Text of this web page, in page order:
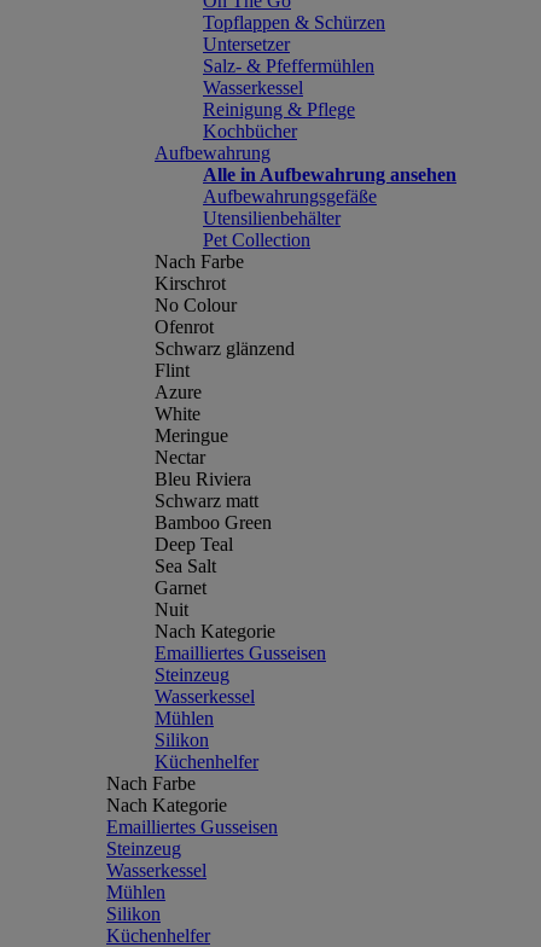
Topflappen & Schürzen
Untersetzer
Salz- & Pfeffermühlen
Wasserkessel
Reinigung & Pflege
Kochbücher
Aufbewahrung
Alle in Aufbewahrung ansehen
Aufbewahrungsgefäße
Utensilienbehälter
Pet Collection
Nach Farbe
Kirschrot
No Colour
Ofenrot
Schwarz glänzend
Flint
Azure
White
Meringue
Nectar
Bleu Riviera
Schwarz matt
Bamboo Green
Deep Teal
Sea Salt
Garnet
Nuit
Nach Kategorie
Emailliertes Gusseisen
Steinzeug
Wasserkessel
Mühlen
Silikon
Küchenhelfer
Nach Farbe
Nach Kategorie
Emailliertes Gusseisen
Steinzeug
Wasserkessel
Mühlen
Silikon
Küchenhelfer